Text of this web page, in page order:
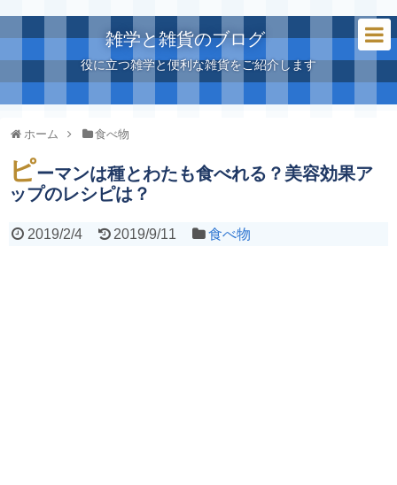
雑学と雑貨のブログ
役に立つ雑学と便利な雑貨をご紹介します
ホーム 食べ物
ピーマンは種とわたも食べれる？美容効果ア
ップのレシピは？
2019/2/4 2019/9/11 食べ物